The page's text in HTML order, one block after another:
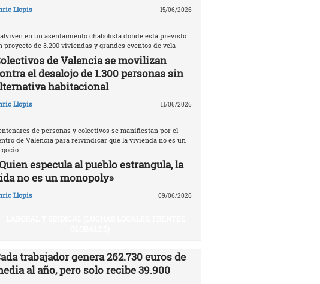
Llopis 15/06/2026
en un asentamiento chabolista donde está previsto
proyecto de 3.200 viviendas y grandes eventos de vela
de Valencia se movilizan
el desalojo de 1.300 personas sin
habitacional
Llopis 11/06/2026
de personas y colectivos se manifiestan por el
de Valencia para reivindicar que la vivienda no es un
especula al pueblo estrangula, la
no es un monopoly»
Llopis 09/06/2026
trabajador genera 262.730 euros de
al año, pero solo recibe 39.900